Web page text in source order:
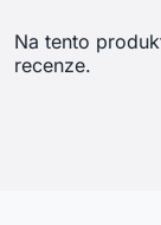
Na tento
recenze.